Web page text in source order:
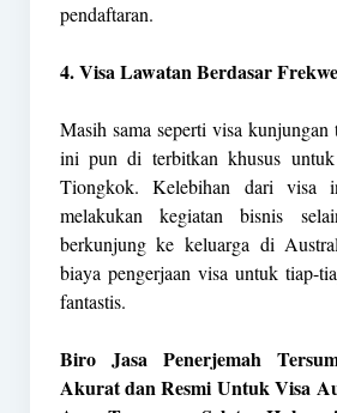
pendaftaran.
4. Visa Lawatan Berdasar
Masih sama seperti visa
ini pun di terbitkan khusus
Tiongkok. Kelebihan dari visa
melakukan kegiatan bisnis
berkunjung ke keluarga di
biaya pengerjaan visa untuk tiap-
fantastis.
Biro Jasa Penerjemah
Akurat dan Resmi Untuk Visa